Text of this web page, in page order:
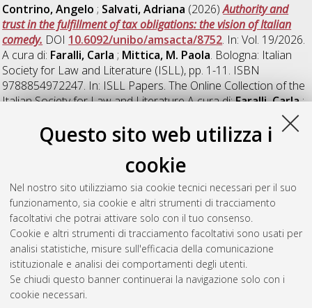
Questo sito web utilizza i
cookie
Nel nostro sito utilizziamo sia cookie tecnici necessari per il suo
funzionamento, sia cookie e altri strumenti di tracciamento
facoltativi che potrai attivare solo con il tuo consenso.
Cookie e altri strumenti di tracciamento facoltativi sono usati per
analisi statistiche, misure sull'efficacia della comunicazione
istituzionale e analisi dei comportamenti degli utenti.
Se chiudi questo banner continuerai la navigazione solo con i
cookie necessari.
Contrino, Angelo ; Salvati, Adriana (2026)Authority and
trust in the fulfillment of tax obligations: the vision of Italian
comedy. DOI 10.6092/unibo/amsacta/8752. In: Vol. 19/2026.
A cura di: Faralli, Carla ; Mittica, M. Paola. Bologna: Italian
Society for Law and Literature (ISLL), pp. 1-11. ISBN
9788854972247. In: ISLL Papers. The Online Collection of the
Italian Society for Law and Literature A cura di:Faralli, Carla;
Salvati, Adriana(2018)La Vocazione di San Matteo: il peccato
10.6092/unibo/amsacta/6017
Faralli, Carla;Mittica, M. Paola
Italian Society for Law and Literature (ISLL), . ISBN
9788898010745. In: ISLL Papers. The Online Collection of the
Italian Society for Law and Literature, (11). A cura di:
Carla;Mittica, M. Paola . ISSN 2035-553X.
Questa lista e' stata generata ilSat Aug 8 20:31:29 2026
CEST